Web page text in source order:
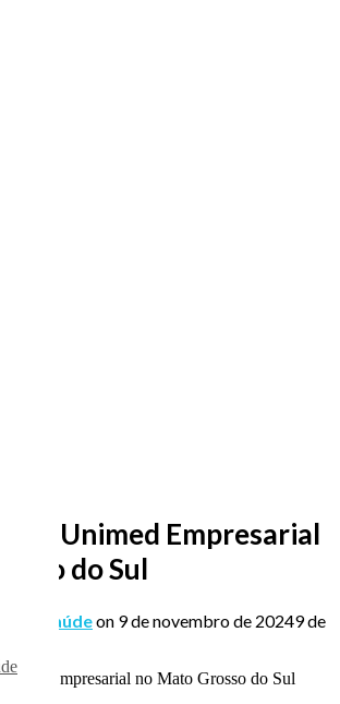
Unimed Empresarial
do Sul
de Saúdeon 9 de novembro de 20249 de